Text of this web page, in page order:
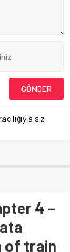
siz
4 –
of train